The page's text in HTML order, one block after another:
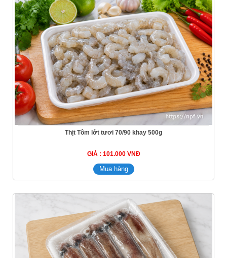
Thịt Tôm lớt tươi 70/90 khay 500g
GIÁ : 101.000 VNĐ